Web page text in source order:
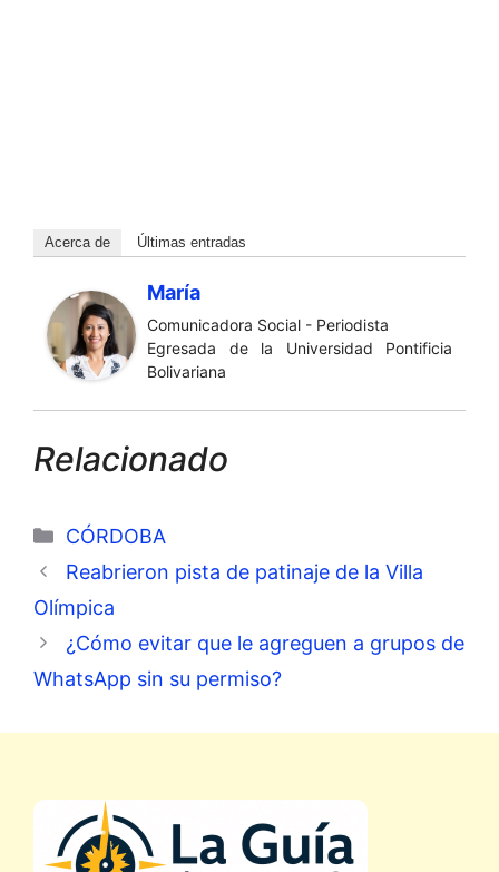
Acerca de Últimas entradas
María
Comunicadora Social - Periodista
Egresada de la Universidad Pontificia
Bolivariana
Relacionado
Categorías
CÓRDOBA
Reabrieron pista de patinaje de la Villa
Olímpica
¿Cómo evitar que le agreguen a grupos de
WhatsApp sin su permiso?